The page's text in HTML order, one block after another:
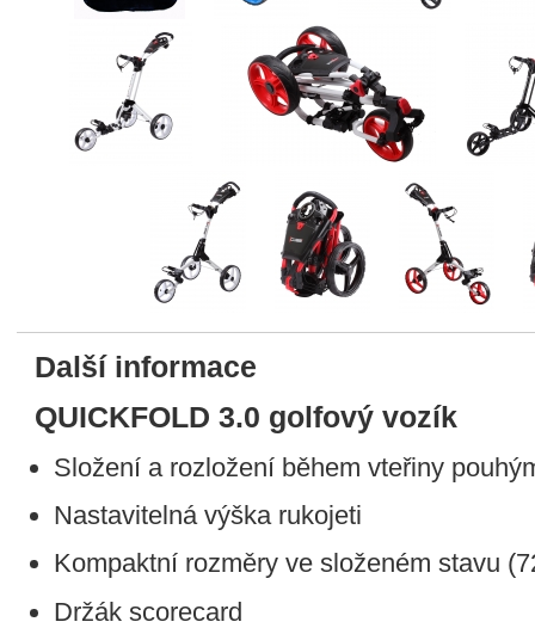
Další informace
QUICKFOLD 3.0 golfový vozík
Složení a rozložení během vteřiny
Nastavitelná výška rukojeti
Kompaktní rozměry ve složeném stavu
Držák scorecard